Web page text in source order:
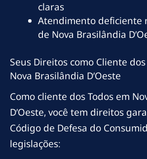
claras
Atendimento deficiente
de Nova Brasilândia
Seus Direitos como Cliente
Nova Brasilândia D’Oeste
Como cliente dos Todos em
D’Oeste, você tem direitos
Código de Defesa do
legislações: